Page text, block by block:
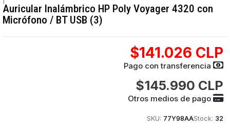
Auricular Inalámbrico HP Poly Voyager 4320 con
Micrófono / BT USB (3)
$141.026 CLP
Pago con transferencia
$145.990 CLP
Otros medios de pago
SKU: 77Y98AAStock: 32